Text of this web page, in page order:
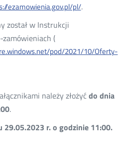
ezamowienia.gov.pl/pl/.
został w Instrukcji
(
pod/2021/10/Oferty-
należy złożyćdo dnia
.
29.05.2023 r. o godzinie 11:00.